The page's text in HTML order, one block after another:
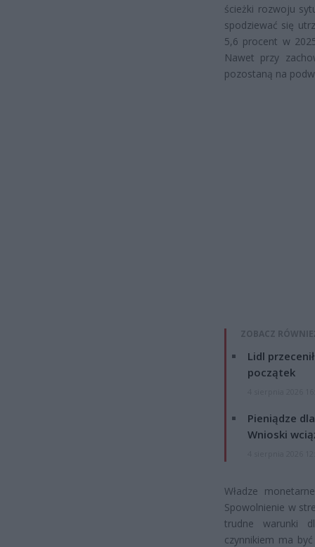
ścieżki rozwoju
spodziewać się
5,6 procent w
Nawet przy
pozostaną na
ZOBACZ
Lidl
początek
Pieniądze
Wnioski
Władze
Spowolnienie w
trudne warunki
czynnikiem ma